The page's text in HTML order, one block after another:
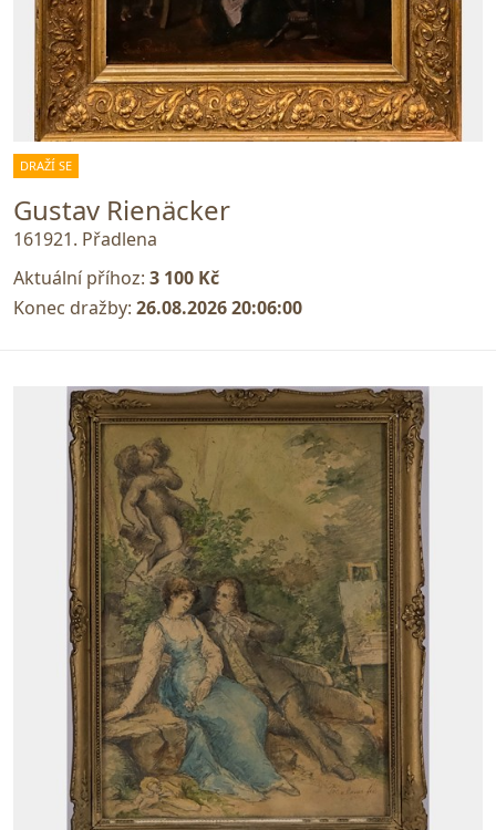
DRAŽÍ SE
Gustav Rienäcker
161921. Přadlena
Aktuální příhoz: 3 100 Kč
Konec dražby: 26.08.2026 20:06:00